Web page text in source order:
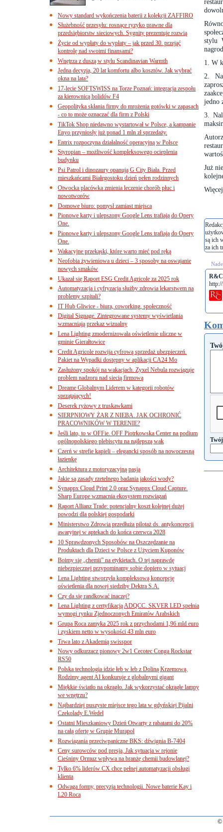
stylu
1. W
2.
jedno
3.
Już
są ich
za ich
Nowy standard wykończenia baterii z kolekcji ZAFFIRO
Służebność przesyłu: rosnące ryzyko prawne dla
przedsiębiorstw sieciowych. Sygnity prezentuje rozwią
Życie od wypłaty do wypłaty – jak przed 30. przejąć
kontrolę nad swoimi finansami?
Wnętrza z duszą w stylu Scandinavian Warmth
Jedna decyzja, 20 lat komfortu albo kosztów. Jak wybrać
okna na lata?
17-lecie SOFTSWISS na Torze Poznań: integracja zespołu
za kierownicą bolidów F4
Geopolityka skłania firmy do mrożenia gotówki w zapasach
- co to może oznaczać dla firm z Polski
TikTok Shop niedawno wystartował w Polsce, a kampanie
Enyo przyniosły już ponad 1 mln zł sprzedaży.
Entrix rozpoczyna działalność operacyjną w Polsce
Styropian – możliwość kompleksowego ocieplenia
budynku
Psi Patrol i dinozaury opanują G City Biała. Przed
mieszkańcami Białegostoku dzień pełen rodzinnych
Otwocka placówka zmienia leczenie chorób płuc i
nowotworów
Domowe biuro: pomysł zamiast miejsca
Pionowe karty i ulepszony Google Lens trafiają do Opery
One.
Pionowe karty i ulepszony Google Lens trafiają do Opery
One.
Wakacyjne przekąski, które warto mieć pod ręką
Neofobia żywieniowa u dzieci – 3 sposoby na oswajanie
nowych smaków
Ukazał się Raport ESG Credit Agricole za 2025 rok
Automatyzacja i cyfryzacja służby zdrowia lekarstwem na
problemy szpitali?
IT Hub Gliwice - biura, coworking, społeczność
Digital Signage. Zintegrowane systemy wyświetlania
wzmacniają przekaz wizualny
Lena Lighting zmodernizowała oświetlenie uliczne w
gminie Gierałtowice
Credit Agricole rozwija cyfrową sprzedaż ubezpieczeń.
Pakiet na Wypadki dostępny w aplikacji CA24 Mo
Zasłużony spokój na wakacjach. Zyxel Nebula rozwiązuje
problem nadzoru nad siecią firmową
Dreame Globalnym Liderem w kategorii robotów
sprzątających!
Deserek ryżowy z truskawkami
SIERPNIOWY ŻAR Z NIEBA. JAK OCHRONIĆ
PRACOWNIKÓW W TERENIE?
Jeśli lato, to w OFFie. OFF Piotrkowska Center na podium
ogólnopolskiego plebiscytu na najlepszą wak
Czerń w strefie kąpieli – elegancki sposób na nowoczesną
łazienkę
Architektura z motoryzacyjną pasją
Jakie są zasady rzetelnego badania jakości wody?
Synappx Cloud Print 2.0 oraz Synappx Cloud Capture.
Sharp Europe wzmacnia ekosystem rozwiązań
Raport Allianz Trade: potencjalny koszt kolejnej dużej
powodzi dla polskiej gospodarki
Ministerstwo Zdrowia przedłuża pilotaż ds. antykoncepcji
awaryjnej w aptekach do końca czerwca 2028
10 Sprawdzonych Sposobów na Oszczędzanie na
Produktach dla Dzieci w Polsce z Użyciem Kuponów
Boimy się „chemii” na etykietach. O tej naprawdę
niebezpiecznej przypominamy sobie dopiero w sytuacj
Lena Lighting stworzyła kompleksową koncepcję
oświetlenia dla nowej siedziby Dektra S.A.
Czy da się randkować inaczej?
Lena Lighting z certyfikacją ADQCC. SKVER LED spełnia
wymogi rynku Zjednoczonych Emiratów Arabskich
Grupa Roca zamyka 2025 rok z przychodami 1,96 mld euro
i zyskiem netto w wysokości 43 mln euro
Trwa lato z Akademią swisspor
Nowy odkurzacz pionowy 2w1 Cecotec Conga Rockstar
RS50
Polska technologia idzie łeb w łeb z Doliną Krzemową.
Rodzimy agent AI konkuruje z globalnymi gigant
Miękkie światło na okrągło. Jak wykorzystać okrągłe lampy
we wnętrzu?
Najbardziej puszyste miejsce tego lata w gdyńskiej Pijalni
Czekolady E.Wedel
Ostatni Mieszkaniowy Dzień Otwarty z rabatami do 20%
na całą ofertę w Grupie Murapol
Rozwiązania przeciwpaniczne BKS: dźwignia B-7404
Ceny surowców pod presją. Jak sytuacja w rejonie
Cieśniny Ormuz wpływa na branżę chemii budowlanej?
Tylko 6% liderów CX chce pełnej automatyzacji obsługi
klienta
Odwaga formy, precyzja technologii. Nowe baterie Kay i
L20 Roca
©